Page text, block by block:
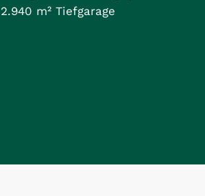
2.940 m² Tiefgarage